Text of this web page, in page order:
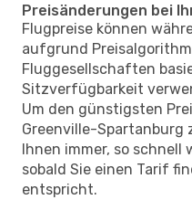
Preisänderungen bei
Flugpreise können
aufgrund
Fluggesellschaften
Sitzverfügbarkeit
Um den günstigsten
Greenville-Spartanburg
Ihnen immer, so schnell
sobald Sie einen Tarif
entspricht.